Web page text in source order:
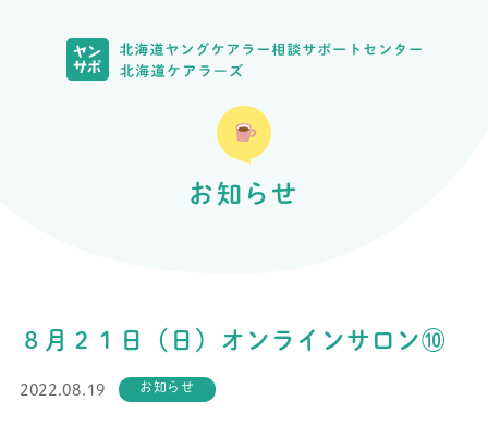
お知らせ
８月２１日（日）オンラインサロン⑩
2022.08.19 お知らせ